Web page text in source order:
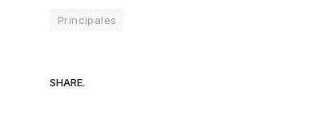
Principales
SHARE.